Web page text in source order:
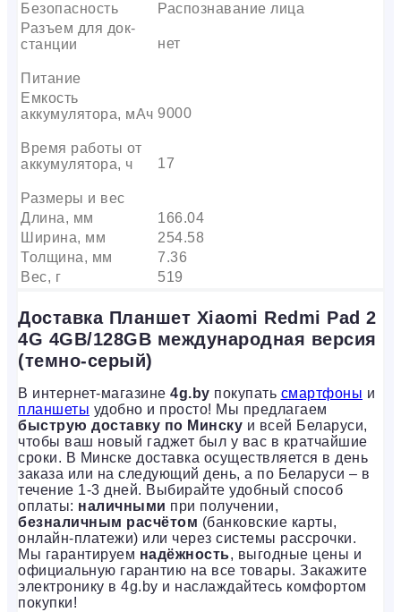
Безопасность
Распознавание лица
Разъем для док-
станции
нет
Питание
Емкость
аккумулятора, мАч 9000
Время работы от
аккумулятора, ч
17
Размеры и вес
Длина, мм
166.04
Ширина, мм
254.58
Толщина, мм
7.36
Вес, г
519
Доставка Планшет Xiaomi Redmi Pad 2
4G 4GB/128GB международная версия
(темно-серый)
В интернет-магазине 4g.by покупать смартфоны и
планшеты удобно и просто! Мы предлагаем
быструю доставку по Минску и всей Беларуси,
чтобы ваш новый гаджет был у вас в кратчайшие
сроки. В Минске доставка осуществляется в день
заказа или на следующий день, а по Беларуси – в
течение 1-3 дней. Выбирайте удобный способ
оплаты: наличными при получении,
безналичным расчётом (банковские карты,
онлайн-платежи) или через системы рассрочки.
Мы гарантируем надёжность, выгодные цены и
официальную гарантию на все товары. Закажите
электронику в 4g.by и наслаждайтесь комфортом
покупки!